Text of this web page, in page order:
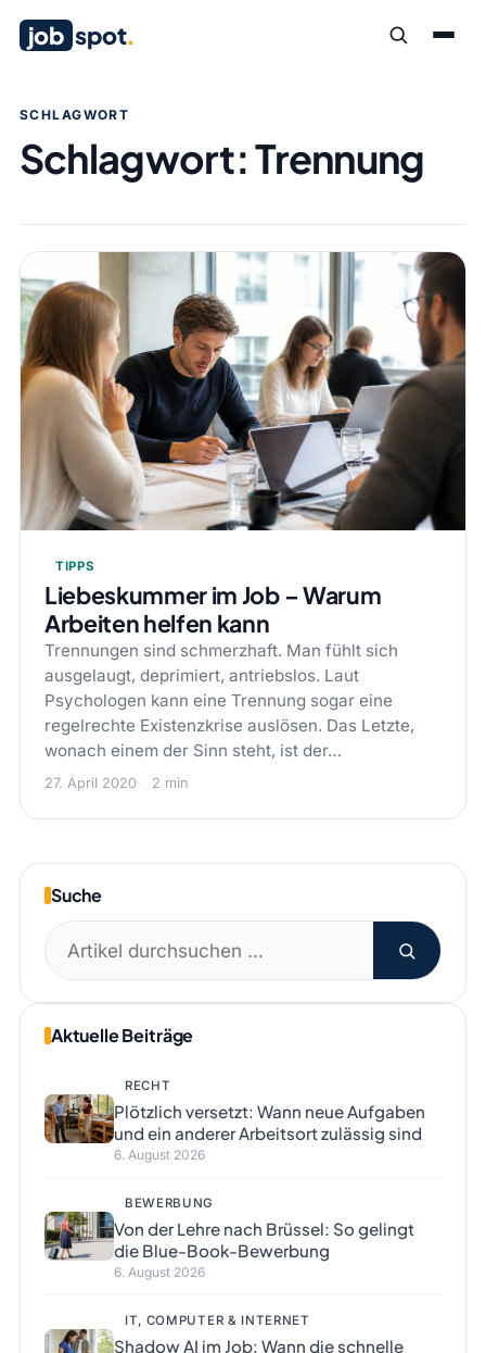
job spot.
SCHLAGWORT
Schlagwort:Trennung
TIPPS
Liebeskummer im Job – Warum
Arbeiten helfen kann
Trennungen sind schmerzhaft. Man fühlt sich
ausgelaugt, deprimiert, antriebslos. Laut
Psychologen kann eine Trennung sogar eine
regelrechte Existenzkrise auslösen. Das Letzte,
wonach einem der Sinn steht, ist der…
27. April 2020 2 min
Suche
Suchen
nach:
Aktuelle Beiträge
RECHT
Plötzlich versetzt: Wann neue Aufgaben
und ein anderer Arbeitsort zulässig sind
6. August 2026
BEWERBUNG
Von der Lehre nach Brüssel: So gelingt
die Blue-Book-Bewerbung
6. August 2026
IT, COMPUTER & INTERNET
Shadow AI im Job: Wann die schnelle